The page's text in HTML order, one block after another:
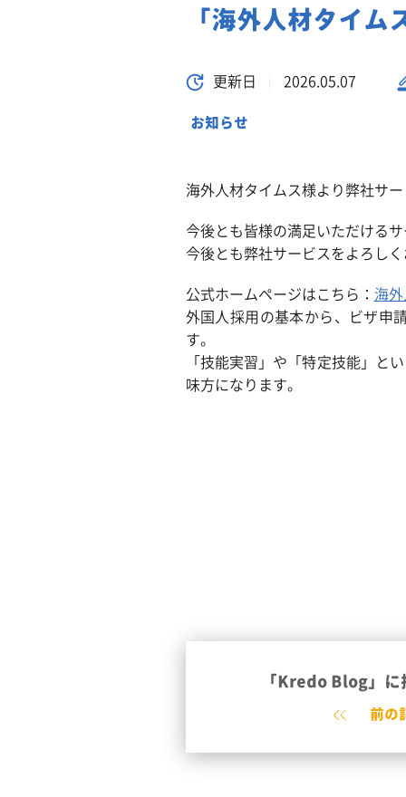
「海外人材タイム
更新日 2026.05.07
お知らせ
海外人材タイムス様より弊社サ
今後とも皆様の満足いただける
今後とも弊社サービスをよろし
公式ホームページはこちら： 海
外国人採用の基本から、ビザ申
す。
「技能実習」や「特定技能」と
味方になります。
「Kredo Blog」に
前の